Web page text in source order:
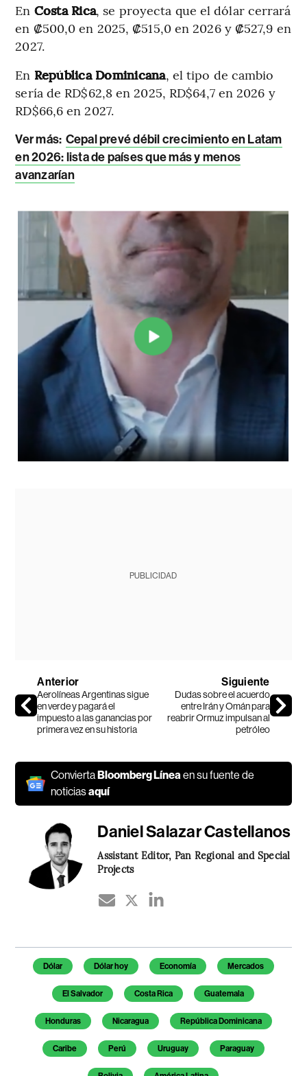
En Costa Rica, se proyecta que el dólar cerrará
en ₡500,0 en 2025, ₡515,0 en 2026 y ₡527,9 en
2027.
En República Dominicana, el tipo de cambio
sería de RD$62,8 en 2025, RD$64,7 en 2026 y
RD$66,6 en 2027.
Ver más: Cepal prevé débil crecimiento en Latam
en 2026: lista de países que más y menos
avanzarían
PUBLICIDAD
Anterior
Aerolíneas Argentinas sigue
en verde y pagará el
impuesto a las ganancias por
primera vez en su historia
Siguiente
Dudas sobre el acuerdo
entre Irán y Omán para
reabrir Ormuz impulsan al
petróleo
ConviertaBloomberg Líneaen su fuente de
noticiasaquí
Daniel Salazar Castellanos
Assistant Editor, Pan Regional and Special
Projects
Temas de este artículo
Dólar Dólar hoy Economía Mercados
El Salvador Costa Rica Guatemala
Honduras Nicaragua República Dominicana
Caribe Perú Uruguay Paraguay